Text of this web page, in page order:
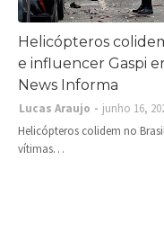
Helicópteros
e influencer Gaspi
News Informa
Lucas Araujo
junho 16,
Helicópteros colidem no
vítimas…